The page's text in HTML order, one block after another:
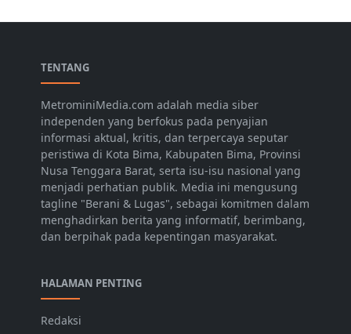
TENTANG
MetrominiMedia.com adalah media siber
independen yang berfokus pada penyajian
informasi aktual, kritis, dan terpercaya seputar
peristiwa di Kota Bima, Kabupaten Bima, Provinsi
Nusa Tenggara Barat, serta isu-isu nasional yang
menjadi perhatian publik. Media ini mengusung
tagline "Berani & Lugas", sebagai komitmen dalam
menghadirkan berita yang informatif, berimbang,
dan berpihak pada kepentingan masyarakat.
HALAMAN PENTING
Redaksi